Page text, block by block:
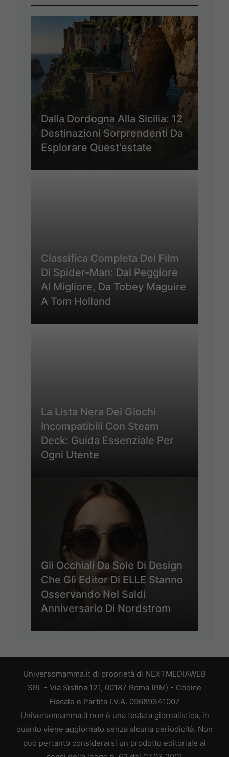
Dalla Dordogna Alla Sicilia: 12
Destinazioni Sorprendenti Da
Esplorare Quest’estate
Classifica Completa Dei Film
Di Spider-Man: Dal Peggiore
Al Migliore, Da Tobey Maguire
A Tom Holland
La Lista Nera Dei Giochi
Incompatibili Con Steam
Deck: Guida Essenziale Per
Ogni Utente
Gli Occhiali Da Sole Di Design
Che Gli Editor Di ELLE Stanno
Osservando Nel Saldi
Anniversario Di Nordstrom
Universomamma.it di proprietà di NEXTMEDIAWEB
SRL - Via Sistina 121, 00187 Roma (RM) - Codice
Fiscale e Partita I.V.A. 09689341007
Universomamma.it non è una testata giornalistica, in
quanto viene aggiornato senza alcuna periodicità. Non
può pertanto considerarsi un prodotto editoriale ai